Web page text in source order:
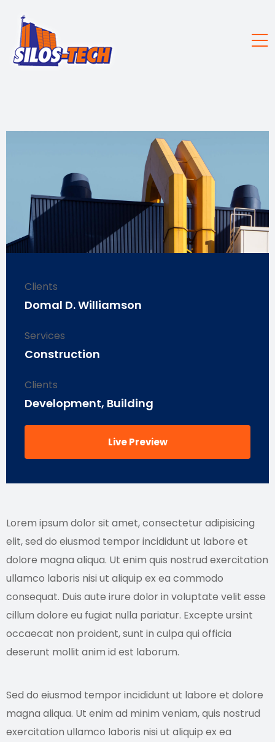
Clients
Domal D. Williamson
Services
Construction
Clients
Development, Building
Live Preview
Lorem ipsum dolor sit amet, consectetur adipisicing
elit, sed do eiusmod tempor incididunt ut labore et
dolore magna aliqua. Ut enim quis nostrud exercitation
ullamco laboris nisi ut aliquip ex ea commodo
consequat. Duis aute irure dolor in voluptate velit esse
cillum dolore eu fugiat nulla pariatur. Excepte ursint
occaecat non proident, sunt in culpa qui officia
deserunt mollit anim id est laborum.
Sed do eiusmod tempor incididunt ut labore et dolore
magna aliqua. Ut enim ad minim veniam, quis nostrud
exercitation ullamco laboris nisi ut aliquip ex ea